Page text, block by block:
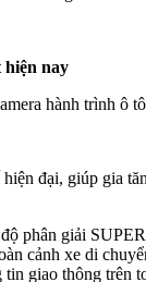
hiện nay
hành trình ô
đại, giúp gia
phân giải
cảnh xe di
giao thông trên